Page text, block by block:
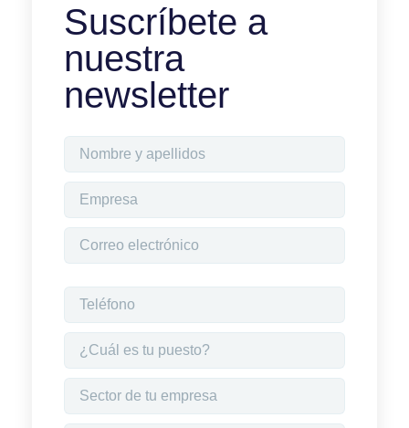
Suscríbete a
nuestra
newsletter